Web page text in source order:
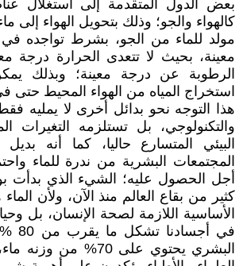
بعض الدول المتقدمة إلى استغلال
كالهواء والجو؛ وذلك بتحويل الهواء إلى
مولد للماء من الجو، بشرط تواجده
معينة، بحيث لا تتعدى الحرارة درجة
الرطوبة عن درجة معينة؛ وبذلك
استخراج المياه من الهواء المحيط حتى
هذا التوجه نحو بدائل أخرى لا يمليه
والتكنولوجي، بل تستلزمه التغيرات
البيئي المتسارع حاليا، كما أنه
المجتمعات البشرية من ندرة للماء
أجل الحصول عليه؛ الشيء الذي بدأت
كثير من بقاع العالم منذ الآن، ولأن الماء
الأساسية اللازمة لصحة الإنسان، بل
في
البشري يحتوي على 70%